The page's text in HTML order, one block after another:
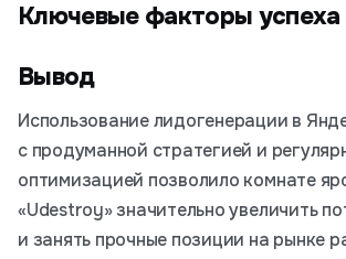
Ключевые факторы успеха
Вывод
Использование лидогенерации в
с продуманной стратегией и
оптимизацией позволило комнате
«Udestroy» значительно увеличить
и занять прочные позиции на рынке